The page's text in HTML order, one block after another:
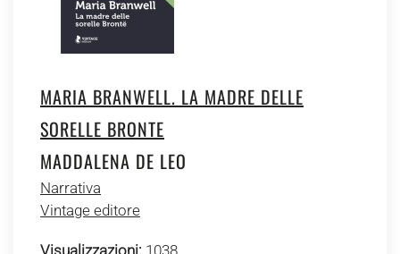
MARIA BRANWELL. LA MADRE DELLE
SORELLE BRONTE
MADDALENA DE LEO
Narrativa
Vintage editore
Visualizzazioni: 1038